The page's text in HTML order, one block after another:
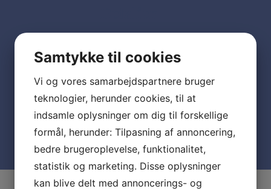
Dato:
oktober 24, 2025
12:00 - 17:00
Madlavningshold optaget
Samtykke til cookies
Vi og vores samarbejdspartnere bruger
teknologier, herunder cookies, til at
indsamle oplysninger om dig til forskellige
formål, herunder: Tilpasning af annoncering,
bedre brugeroplevelse, funktionalitet,
statistik og marketing. Disse oplysninger
kan blive delt med annoncerings- og